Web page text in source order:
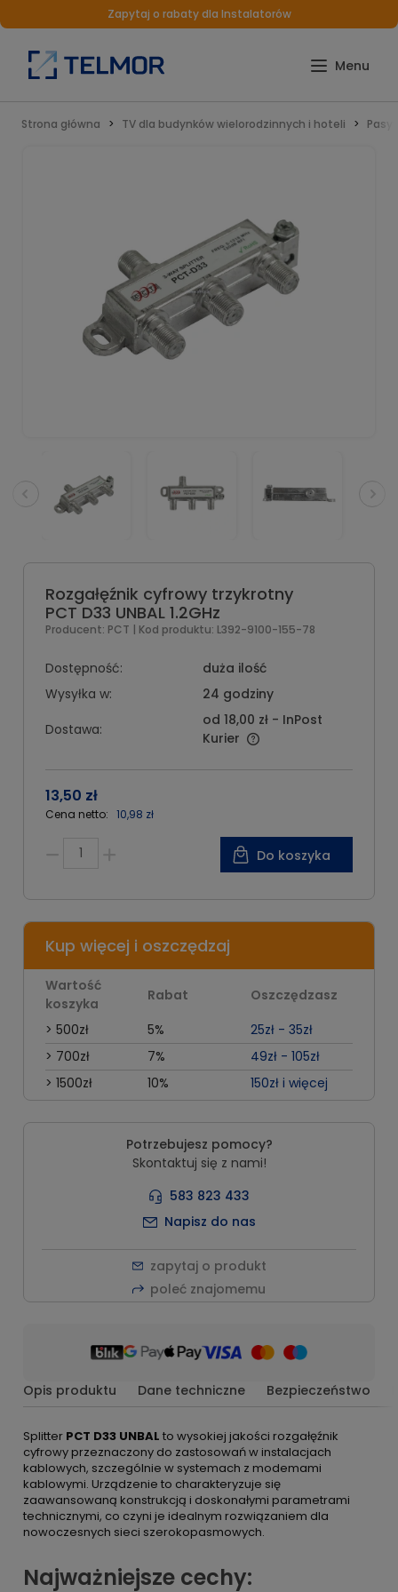
Zapytaj o rabaty dla Instalatorów
Strona główna TV dla budynków wielorodzinnych i hoteli
Rozgałęźnik cyfrowy trzykrotny
PCT D33 UNBAL 1.2GHz
Producent: PCT | Kod produktu: L392-9100-155-78
Dostępność:
duża ilość
Wysyłka w:
24 godziny
Dostawa:
od 18,00 zł - InPost
Kurier
13,50 zł
Cena netto: 10,98 zł
Do koszyka
Kup więcej i oszczędzaj
Wartość
koszyka
Rabat
Oszczędzasz
> 500zł
5%
25zł - 35zł
> 700zł
7%
49zł - 105zł
> 1500zł
10% 150zł i więcej
Potrzebujesz pomocy?
Skontaktuj się z nami!
583 823 433
Napisz do nas
zapytaj o produkt
poleć znajomemu
Opis produktu Dane techniczne Bezpieczeństwo
Splitter PCT D33 UNBAL to wysokiej jakości rozgałęźnik
cyfrowy przeznaczony do zastosowań w instalacjach
kablowych, szczególnie w systemach z modemami
kablowymi. Urządzenie to charakteryzuje się
zaawansowaną konstrukcją i doskonałymi parametrami
technicznymi, co czyni je idealnym rozwiązaniem dla
nowoczesnych sieci szerokopasmowych.
Najważniejsze cechy: